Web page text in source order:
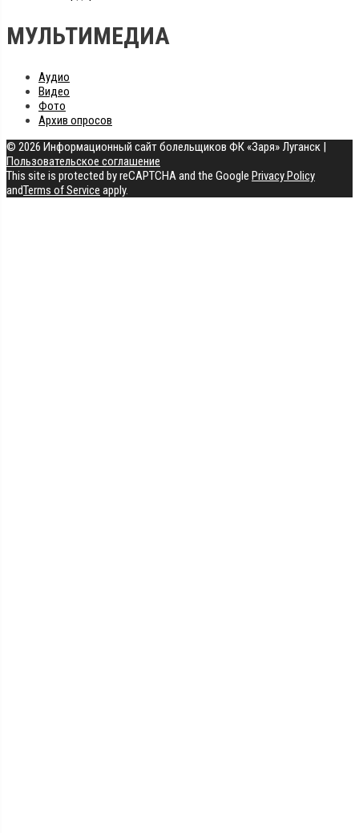
МУЛЬТИМЕДИА
Аудио
Видео
Фото
Архив опросов
© 2026 Информационный сайт болельщиков ФК «Заря» Луганск |
Пользовательское соглашение
This site is protected by reCAPTCHA and the Google Privacy Policy
andTerms of Service apply.